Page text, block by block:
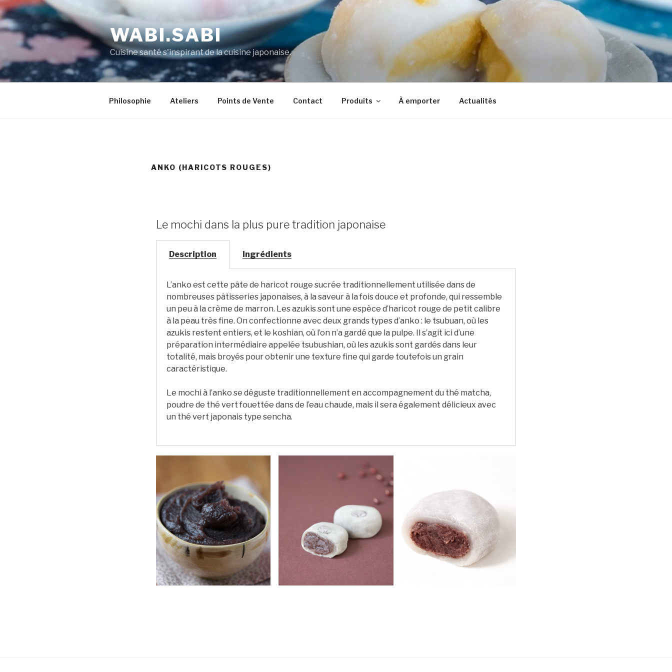
WABI.SABI
Cuisine santé s'inspirant de la cuisine japonaise.
Philosophie Ateliers Points de Vente Contact Produits À emporter Actualités
ANKO (HARICOTS ROUGES)
Le mochi dans la plus pure tradition japonaise
Description Ingrédients
L’anko est cette pâte de haricot rouge sucrée traditionnellement utilisée dans de
nombreuses pâtisseries japonaises, à la saveur à la fois douce et profonde, qui ressemble
un peu à la crème de marron. Les azukis sont une espèce d’haricot rouge de petit calibre
à la peau très fine. On confectionne avec deux grands types d’anko : le tsubuan, où les
azukis restent entiers, et le koshian, où l’on n’a gardé que la pulpe. Il s’agit ici d’une
préparation intermédiaire appelée tsubushian, où les azukis sont gardés dans leur
totalité, mais broyés pour obtenir une texture fine qui garde toutefois un grain
caractéristique.
Le mochi à l’anko se déguste traditionnellement en accompagnement du thé matcha,
poudre de thé vert fouettée dans de l’eau chaude, mais il sera également délicieux avec
un thé vert japonais type sencha.